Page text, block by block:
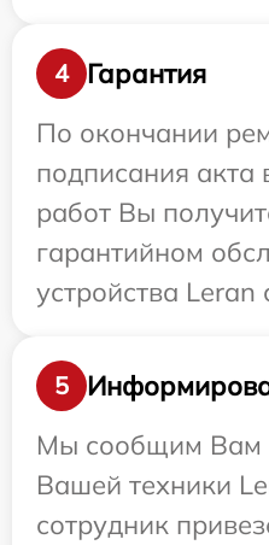
4
Гарантия
По окончании
подписания
работ Вы
гарантийном
устройства Leran
5
Мы сообщим Вам
Вашей техники
сотрудник